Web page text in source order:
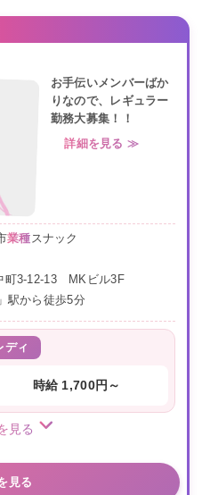
お手伝いメンバーばか
りなので、レギュラー
勤務大募集！！
詳細を見る ≫
業種 スナック
町3-12-13 MKビル3F
駅から徒歩5分
ディ
時給 1,700円～
見る
見る